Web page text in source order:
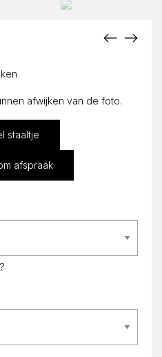
afwijken van de foto.
staaltje
afspraak